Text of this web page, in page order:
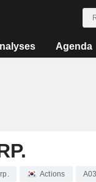
Agenda
Actions